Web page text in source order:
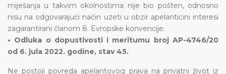
miješanja u takvim okolnostima nije bio pošten, odnosno
nisu na odgovarajući način uzeti u obzir apelanticini interesi
zagarantirani članom 8. Evropske konvencije.
• Odluka o dopustivosti i meritumu broj AP-4746/20
od 6. jula 2022. godine, stav 45.
Ne postoji povreda apelantovog prava na privatni život iz